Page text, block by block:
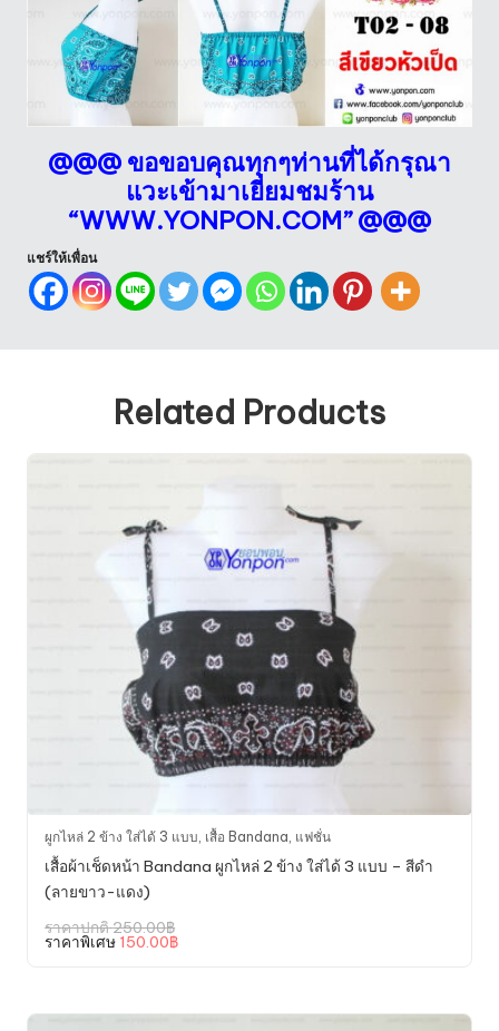
@@@ ขอขอบคุณทุกๆท่านที่ได้กรุณา
แวะเข้ามาเยี่ยมชมร้าน
“WWW.YONPON.COM” @@@
แชร์ให้เพื่อน
Related Products
ผูกไหล่ 2 ข้าง ใส่ได้ 3 แบบ, เสื้อ Bandana, แฟชั่น
เสื้อผ้าเช็ดหน้า Bandana ผูกไหล่ 2 ข้าง ใส่ได้ 3 แบบ – สีดำ
(ลายขาว-แดง)
ราคาปกติ250.00฿Original
price
was:
ราคาพิเศษ 150.00฿Current